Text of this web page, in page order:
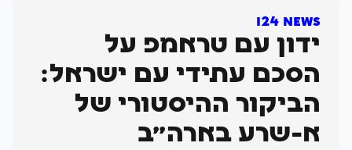
I24 News
ידון עם טראמפ על
הסכם עתידי עם ישראל:
הביקור ההיסטורי של
א-שרע בארה"ב